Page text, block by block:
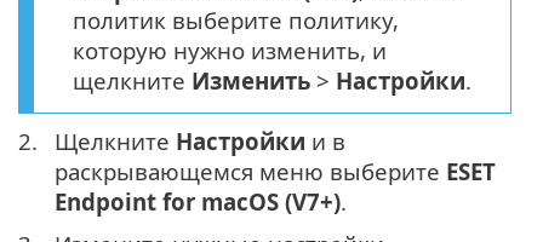
политик выберите политику,
которую нужно изменить, и
щелкните Изменить > Настройки.
2.
Щелкните Настройки и в
раскрывающемся меню выберите ESET
Endpoint for macOS (V7+).